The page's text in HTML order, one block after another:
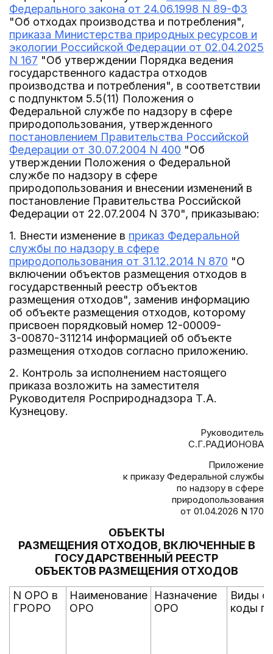
Федерального закона от 24.06.1998 N 89-ФЗ
"Об отходах производства и потребления",
приказа Министерства природных ресурсов и
экологии Российской Федерации от 02.04.2025
N 167 "Об утверждении Порядка ведения
государственного кадастра отходов
производства и потребления", в соответствии
с подпунктом 5.5(11) Положения о
Федеральной службе по надзору в сфере
природопользования, утвержденного
постановлением Правительства Российской
Федерации от 30.07.2004 N 400 "Об
утверждении Положения о Федеральной
службе по надзору в сфере
природопользования и внесении изменений в
постановление Правительства Российской
Федерации от 22.07.2004 N 370", приказываю:
1. Внести изменение в приказ Федеральной
службы по надзору в сфере
природопользования от 31.12.2014 N 870 "О
включении объектов размещения отходов в
государственный реестр объектов
размещения отходов", заменив информацию
об объекте размещения отходов, которому
присвоен порядковый номер 12-00009-
З-00870-311214 информацией об объекте
размещения отходов согласно приложению.
2. Контроль за исполнением настоящего
приказа возложить на заместителя
Руководителя Росприроднадзора Т.А.
Кузнецову.
Руководитель
С.Г.РАДИОНОВА
Приложение
к приказу Федеральной службы
по надзору в сфере
природопользования
от 01.04.2026 N 170
ОБЪЕКТЫ
РАЗМЕЩЕНИЯ ОТХОДОВ, ВКЛЮЧЕННЫЕ В
ГОСУДАРСТВЕННЫЙ РЕЕСТР
ОБЪЕКТОВ РАЗМЕЩЕНИЯ ОТХОДОВ
N ОРО в
ГРОРО
Наименование
ОРО
Назначение
ОРО
Виды
коды